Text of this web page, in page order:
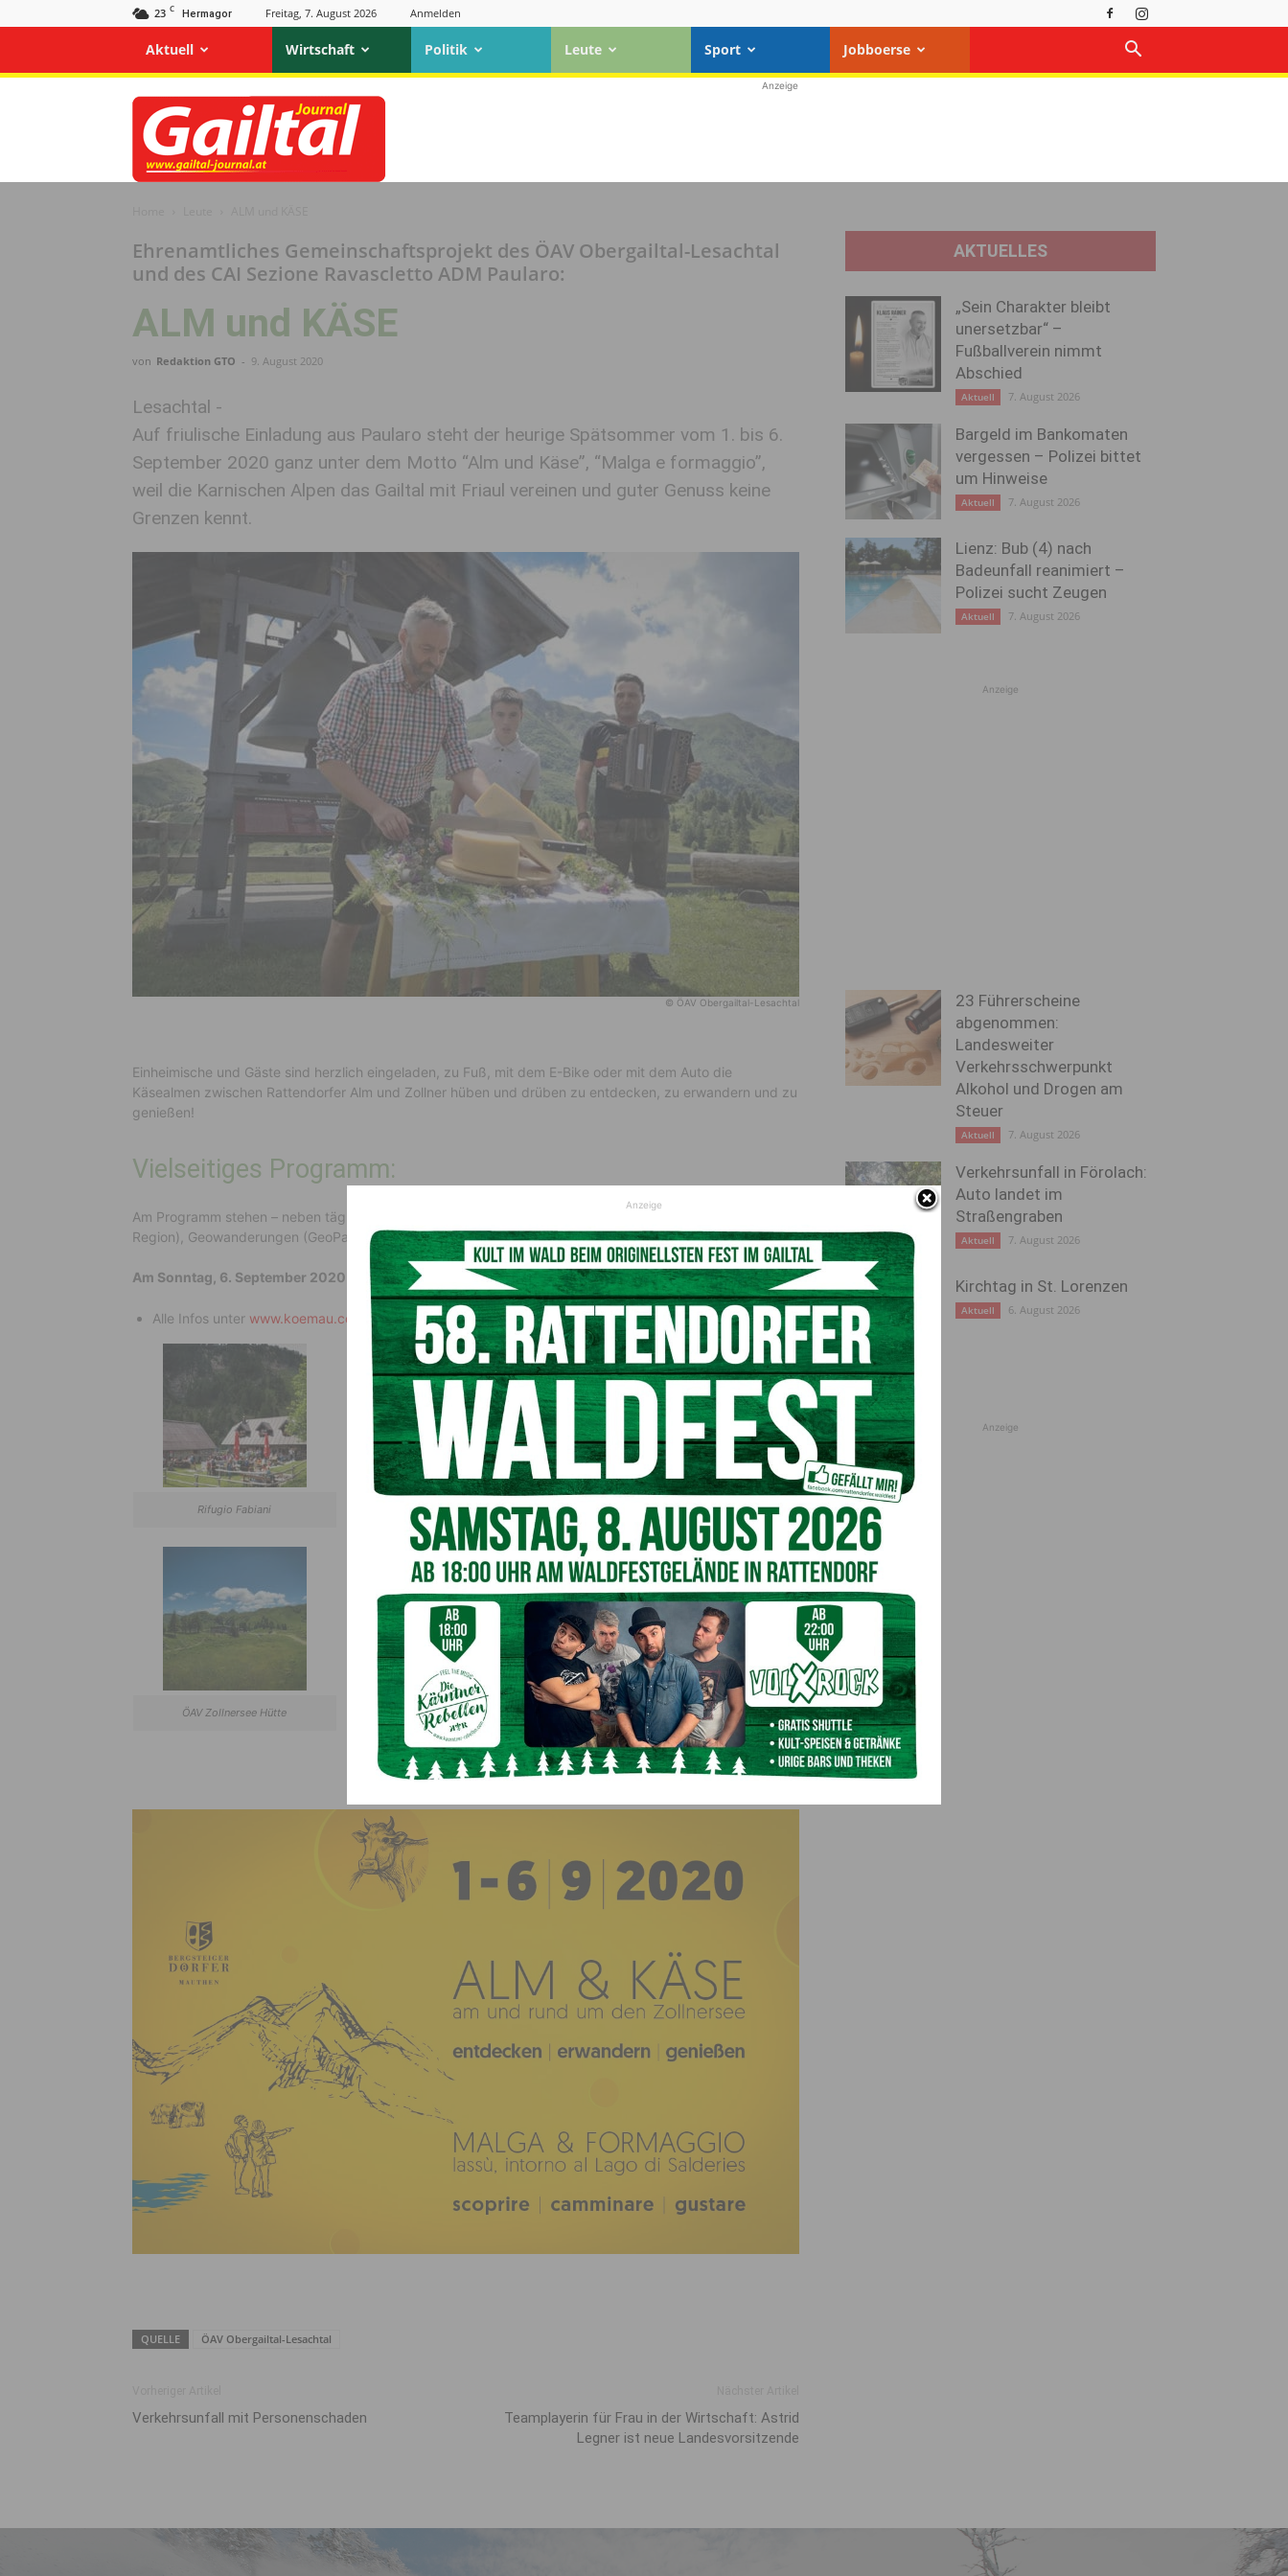
23 C Hermagor Freitag, 7. August 2026 Anmelden
Aktuell Wirtschaft Politik Leute Sport Jobboerse
Gailtal
Journal
Anzeige
Ehrenamtliches Gemeinschaftsprojekt des ÖAV Obergailtal-Lesachtal
und des CAI Sezione Ravascletto ADM Paularo:
ALM und KÄSE
von Redaktion GTO - 9. August 2020
Lesachtal -
Auf friulische Einladung aus Paularo steht der heurige Spätsommer vom 1. bis 6.
September 2020 ganz unter dem Motto “Alm und Käse”, “Malga e formaggio”,
weil die Karnischen Alpen das Gailtal mit Friaul vereinen und guter Genuss keine
Grenzen kennt.
© ÖAV Obergailtal-Lesachtal
Einheimische und Gäste sind herzlich eingeladen, zu Fuß, mit dem E-Bike oder mit dem Auto die
Käsealmen zwischen Rattendorfer Alm und Zollner hüben und drüben zu entdecken, zu erwandern und zu
genießen!
Vielseitiges Programm:
Am Programm stehen – neben täglichen Verkostungen – Käsewanderungen (Bergwanderführer Karnische
Region), Geowanderungen (GeoPark Dellach) und Pferdewanderungen (auf italienischer Seite).
Am Sonntag, 6. September 2020 findet ein gemeinsames Fest mit Musik auf der Rif. Fabiani statt.
Alle Infos unter www.koemau.com/almundkaese
Rifugio Fabiani Malga Lodin Alta
ÖAV Zollnersee Hütte Gailtaler Almkäse g.U
Fotocredits alle (c) ÖAV Obergailtal-Lesachtal
QUELLE ÖAV Obergailtal-Lesachtal
Verkehrsunfall mit Personenschaden
Teamplayerin für Frau in der Wirtschaft: Astrid
Legner ist neue Landesvorsitzende
AKTUELLES
„Sein Charakter bleibt
unersetzbar“ –
Fußballverein nimmt
Abschied
Aktuell 7. August 2026
Bargeld im Bankomaten
vergessen – Polizei bittet
um Hinweise
Aktuell 7. August 2026
Lienz: Bub (4) nach
Badeunfall reanimiert –
Polizei sucht Zeugen
Aktuell 7. August 2026
Anzeige
23 Führerscheine
abgenommen:
Landesweiter
Verkehrsschwerpunkt
Alkohol und Drogen am
Steuer
Aktuell 7. August 2026
Verkehrsunfall in Förolach:
Auto landet im
Straßengraben
Aktuell 7. August 2026
Kirchtag in St. Lorenzen
Aktuell 6. August 2026
Anzeige
Anzeige